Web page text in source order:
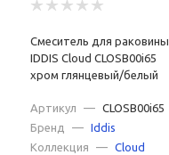
Смеситель для раковины
IDDIS Cloud CLOSB00i65
хром глянцевый/белый
Артикул — CLOSB00i65
Бренд
— Iddis
Коллекция
— Cloud